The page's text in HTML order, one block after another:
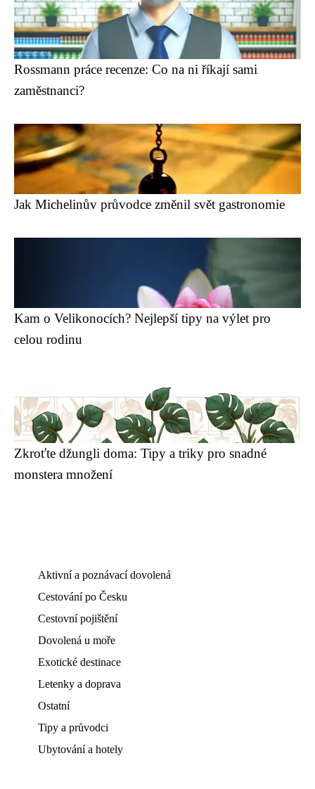
Rossmann práce recenze: Co na ni říkají sami
zaměstnanci?
Jak Michelinův průvodce změnil svět gastronomie
Kam o Velikonocích? Nejlepší tipy na výlet pro
celou rodinu
Zkroťte džungli doma: Tipy a triky pro snadné
monstera množení
Aktivní a poznávací dovolená
Cestování po Česku
Cestovní pojištění
Dovolená u moře
Exotické destinace
Letenky a doprava
Ostatní
Tipy a průvodci
Ubytování a hotely